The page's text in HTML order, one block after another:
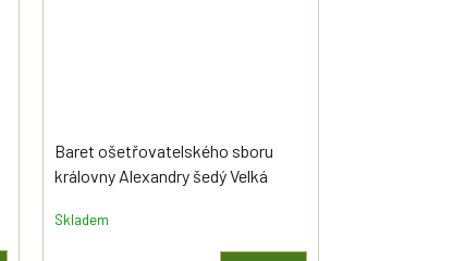
Baret ošetřovatelského sboru
královny Alexandry šedý Velká
Skladem